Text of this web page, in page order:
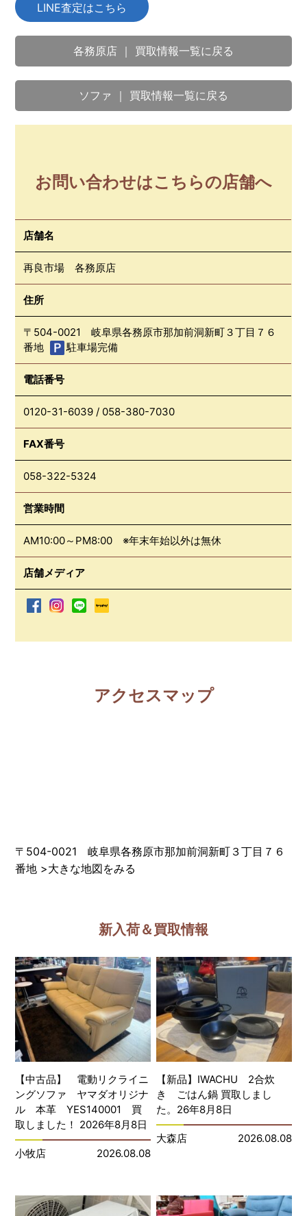
LINE査定はこちら
各務原店 ｜ 買取情報一覧に戻る
ソファ ｜ 買取情報一覧に戻る
お問い合わせはこちらの店舗へ
店舗名
再良市場 各務原店
住所
〒504-0021 岐阜県各務原市那加前洞新町３丁目７６
番地
駐車場完備
電話番号
0120-31-6039 / 058-380-7030
FAX番号
058-322-5324
営業時間
AM10:00～PM8:00 ※年末年始以外は無休
店舗メディア
アクセスマップ
〒504-0021 岐阜県各務原市那加前洞新町３丁目７６
番地 >大きな地図をみる
新入荷＆買取情報
【中古品】 電動リクライニ
ングソファ ヤマダオリジナ
ル 本革 YES140001 買
取しました！ 2026年8月8日
小牧店 2026.08.08
【新品】IWACHU 2合炊
き ごはん鍋 買取しまし
た。26年8月8日
大森店 2026.08.08